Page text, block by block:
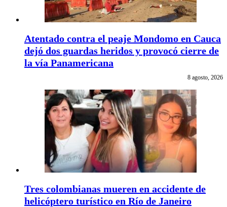
Atentado contra el peaje Mondomo en Cauca
dejó dos guardas heridos y provocó cierre de
la vía Panamericana
8 agosto, 2026
Tres colombianas mueren en accidente de
helicóptero turístico en Río de Janeiro